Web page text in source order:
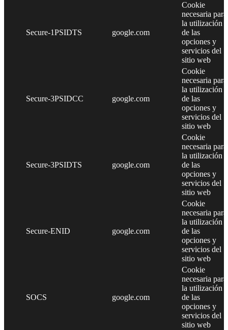
Secure-1PSIDTS google.com
Cookie
necesaria para
la utilización
de las
opciones y
servicios del
sitio web
Secure-3PSIDCC google.com
Cookie
necesaria para
la utilización
de las
opciones y
servicios del
sitio web
Secure-3PSIDTS google.com
Cookie
necesaria para
la utilización
de las
opciones y
servicios del
sitio web
Secure-ENID google.com
Cookie
necesaria para
la utilización
de las
opciones y
servicios del
sitio web
SOCS google.com
Cookie
necesaria para
la utilización
de las
opciones y
servicios del
sitio web